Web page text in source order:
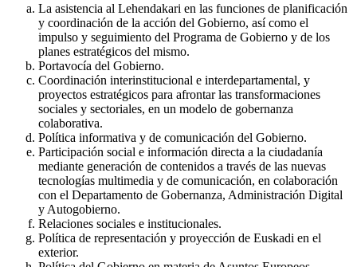
La asistencia al Lehendakari en las funciones de planificación
y coordinación de la acción del Gobierno, así como el
impulso y seguimiento del Programa de Gobierno y de los
planes estratégicos del mismo.
Portavocía del Gobierno.
Coordinación interinstitucional e interdepartamental, y
proyectos estratégicos para afrontar las transformaciones
sociales y sectoriales, en un modelo de gobernanza
colaborativa.
Política informativa y de comunicación del Gobierno.
Participación social e información directa a la ciudadanía
mediante generación de contenidos a través de las nuevas
tecnologías multimedia y de comunicación, en colaboración
con el Departamento de Gobernanza, Administración Digital
y Autogobierno.
Relaciones sociales e institucionales.
Política de representación y proyección de Euskadi en el
exterior.